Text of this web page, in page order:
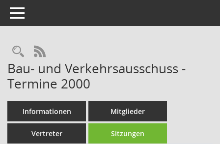
Toggle navigation
Rechercheauswahl
RSS-Feed
Bau- und Verkehrsausschuss -
Termine 2000
Informationen Mitglieder
Vertreter Sitzungen